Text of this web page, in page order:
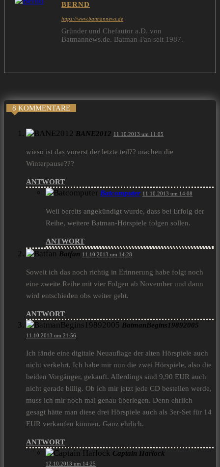
BERND
https://www.batmannews.de
Gründer und Chefautor a.D. von
Batmannews.de. Batman-Fan seit 1987.
8 KOMMENTARE
BANE2012 11.10.2013 um 11:05
wieso ist das vorerst der letzte teil?? machen die
Winterpause???
ANTWORT
Batcomputer 11.10.2013 um 14:08
Weil bereits angekündigt wurde, dass bei Erfolg der
Reihe, weitere Batman-Hörspiele folgen sollen.
ANTWORT
Batfan 11.10.2013 um 14:28
Soweit ich das noch richtig in Erinnerung habe folgt noch
eine zweite Reihe mit vier Folgen ab November und dann
wird entschieden obs weiter geht.
ANTWORT
BatmanBegins19892005
11.10.2013 um 21:56
Ich fände eine digitale Neuauflage der alten Hörspiele auch
nicht verkehrt. Ich habe mir nun die zwei Hörspiele, also die
beiden Vorgänger, gekauft. Allerdings sind 9,90 EUR auch
nicht gerade billig. Ob ich mir jetzt jede CD bestellen werde,
muss ich mir noch mal genau überlegen. Denn ehrlich
gesagt hätte man diese drei Hörspiele auch als 3er-Set für 14
EUR verkaufen können. Ganz ehrlich.
ANTWORT
Captain Harlock
12.10.2013 um 14:25